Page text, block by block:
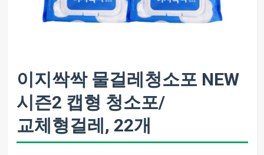
이지싹싹 물걸레청소포 NEW
시즌2 캡형 청소포/
교체형걸레, 22개